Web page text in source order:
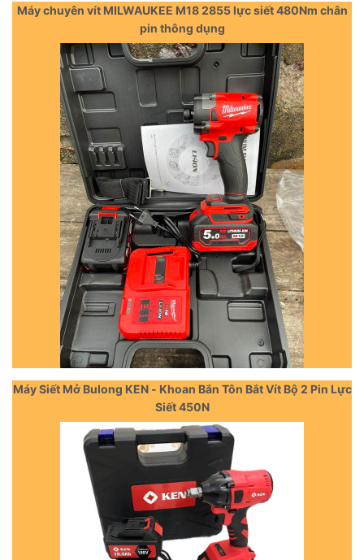
Máy chuyên vít MILWAUKEE M18 2855 lực siết 480Nm chân
pin thông dụng
Máy Siết Mở Bulong KEN - Khoan Bắn Tôn Bắt Vít Bộ 2 Pin Lực
Siết 450N